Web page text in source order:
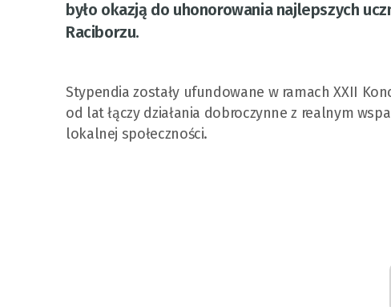
było okazją do uhonorowania najlepszych
Raciborzu.
Stypendia zostały ufundowane w ramach XXII
od lat łączy działania dobroczynne z realnym
lokalnej społeczności.